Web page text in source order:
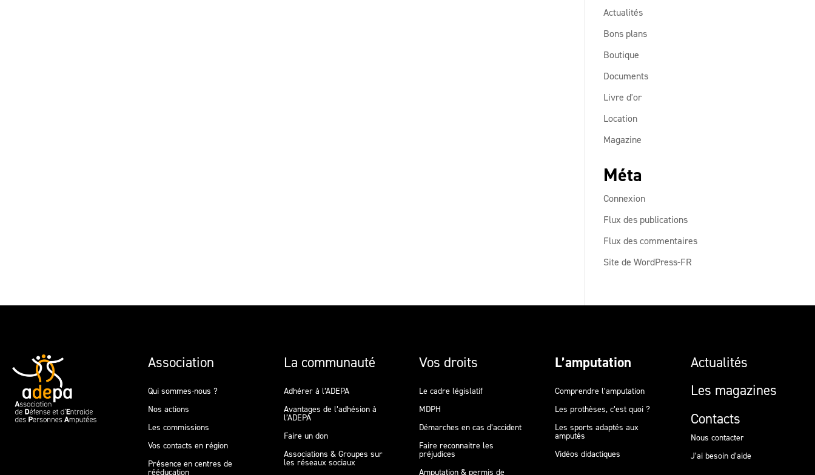
Actualités
Bons plans
Boutique
Documents
Livre d'or
Location
Magazine
Méta
Connexion
Flux des publications
Flux des commentaires
Site de WordPress-FR
Association
Qui sommes-nous ?
Nos actions
Les commissions
Vos contacts en région
Présence en centres de
rééducation
La communauté
Adhérer à l’ADEPA
Avantages de l’adhésion à
l’ADEPA
Faire un don
Associations & Groupes sur
les réseaux sociaux
Vos droits
Le cadre législatif
MDPH
Démarches en cas d’accident
Faire reconnaitre les
préjudices
Amputation & permis de
L’amputation
Comprendre l’amputation
Les prothèses, c’est quoi ?
Les sports adaptés aux
amputés
Vidéos didactiques
Actualités
Les magazines
Contacts
Nous contacter
J’ai besoin d’aide